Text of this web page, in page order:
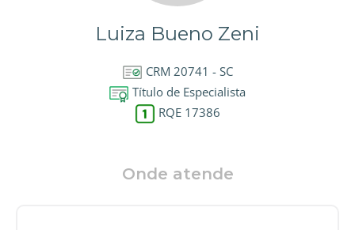
Luiza Bueno Zeni
CRM 20741 - SC
Título de Especialista
RQE 17386
Onde atende